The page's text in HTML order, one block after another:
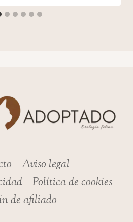
Aviso legal
Política de cookies
de afiliado